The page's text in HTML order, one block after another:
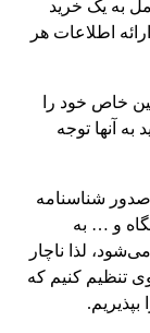
به یک خرید
اطلاعات هر
خاص خود را
به آنها توجه
شناسنامه
و … به
لذا ناچار
تنظیم کنیم که